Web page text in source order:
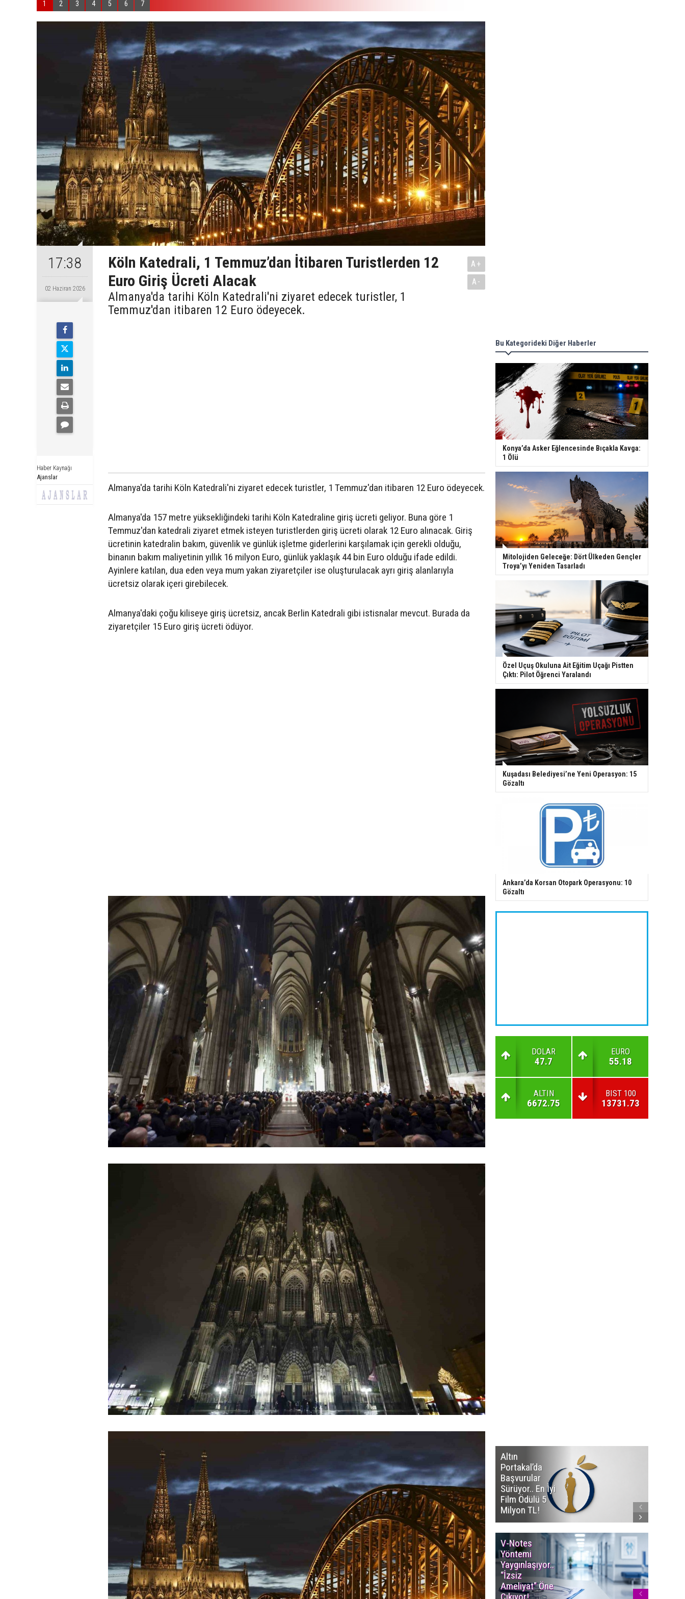
1 2 3 4 5 6 7
17:38
02 Haziran 2026
Haber Kaynağı
Ajanslar
Köln Katedrali, 1 Temmuz’dan İtibaren Turistlerden 12
Euro Giriş Ücreti Alacak
Almanya'da tarihi Köln Katedrali'ni ziyaret edecek turistler, 1
Temmuz'dan itibaren 12 Euro ödeyecek.
A+
A-
Almanya'da tarihi Köln Katedrali'ni ziyaret edecek turistler, 1 Temmuz'dan itibaren 12 Euro ödeyecek.
Almanya'da 157 metre yüksekliğindeki tarihi Köln Katedraline giriş ücreti geliyor. Buna göre 1
Temmuz'dan katedrali ziyaret etmek isteyen turistlerden giriş ücreti olarak 12 Euro alınacak. Giriş
ücretinin katedralin bakım, güvenlik ve günlük işletme giderlerini karşılamak için gerekli olduğu,
binanın bakım maliyetinin yıllık 16 milyon Euro, günlük yaklaşık 44 bin Euro olduğu ifade edildi.
Ayinlere katılan, dua eden veya mum yakan ziyaretçiler ise oluşturulacak ayrı giriş alanlarıyla
ücretsiz olarak içeri girebilecek.
Almanya'daki çoğu kiliseye giriş ücretsiz, ancak Berlin Katedrali gibi istisnalar mevcut. Burada da
ziyaretçiler 15 Euro giriş ücreti ödüyor.
Bu Kategorideki Diğer Haberler
Konya’da Asker Eğlencesinde Bıçakla Kavga:
1 Ölü
Mitolojiden Geleceğe: Dört Ülkeden Gençler
Troya’yı Yeniden Tasarladı
Özel Uçuş Okuluna Ait Eğitim Uçağı Pistten
Çıktı: Pilot Öğrenci Yaralandı
Kuşadası Belediyesi’ne Yeni Operasyon: 15
Gözaltı
Ankara’da Korsan Otopark Operasyonu: 10
Gözaltı
DOLAR
47.7
EURO
55.18
ALTIN
6672.75
BIST 100
13731.73
Altın
Portakal’da
Başvurular
Sürüyor.. En İyi
Film Ödülü 5
Milyon TL!
V-Notes
Yöntemi
Yaygınlaşıyor..
“İzsiz
Ameliyat” Öne